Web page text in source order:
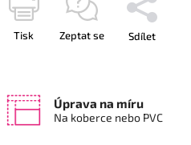
Tisk Zeptat se Sdílet
Úprava na míru
Na koberce nebo PVC